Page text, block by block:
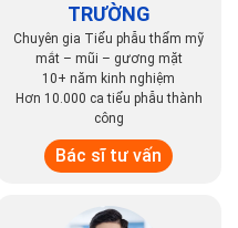
TRƯỜNG
Chuyên gia Tiểu phẫu thẩm mỹ
mắt – mũi – gương mặt
10+ năm kinh nghiệm
Hơn 10.000 ca tiểu phẫu thành
công
Bác sĩ tư vấn